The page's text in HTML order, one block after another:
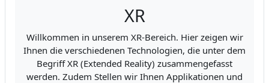
XR
Willkommen in unserem XR-Bereich. Hier zeigen wir
Ihnen die verschiedenen Technologien, die unter dem
Begriff XR (Extended Reality) zusammengefasst
werden. Zudem Stellen wir Ihnen Applikationen und